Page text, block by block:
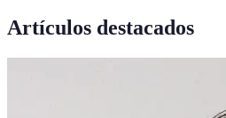
Artículos destacados